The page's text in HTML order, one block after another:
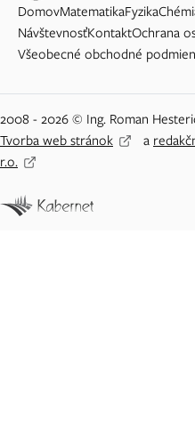
DomovMatematikaFyzika
NávštevnosťKontaktOchrana
Všeobecné obchodné
2008 - 2026 © Ing. Roman
Tvorba web stránok
a
r.o.